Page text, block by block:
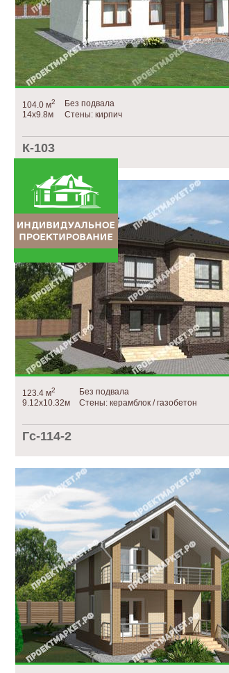
104.0 м2
14х9.8м
Без подвала
Стены: кирпич
К-103
123.4 м2
9.12х10.32м
Без подвала
Стены: керамблок / газобетон
Гс-114-2